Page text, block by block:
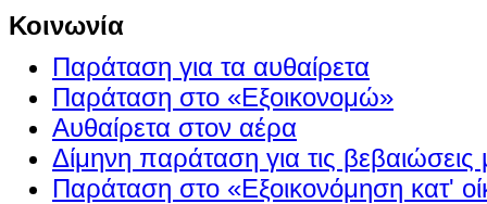
Κοινωνία
Παράταση για τα αυθαίρετα
Παράταση στο «Εξοικονομώ»
Αυθαίρετα στον αέρα
Δίμηνη παράταση για τις βεβαιώσεις
Παράταση στο «Εξοικονόμηση κατ'